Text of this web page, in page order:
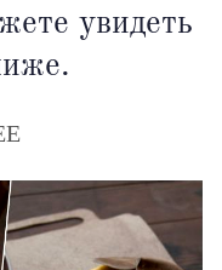
увидеть